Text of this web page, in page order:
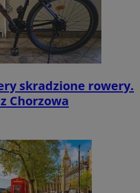
skradzione rowery.
Chorzowa